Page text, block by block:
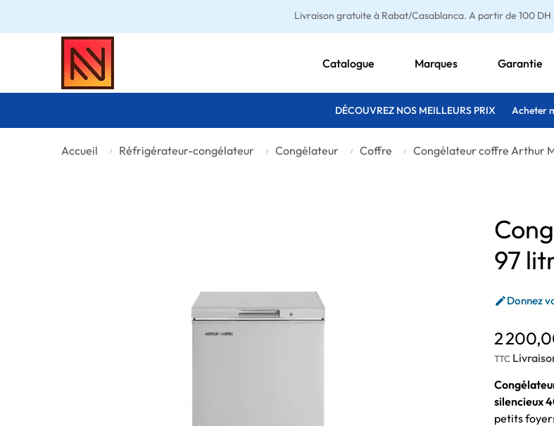
Livraison gratuite à Rabat/Casablanca. A partir de 100 DH
Catalogue Marques Garantie
DÉCOUVREZ NOS MEILLEURS PRIX Acheter
Accueil Réfrigérateur-congélateur Congélateur Coffre Congélateur coffre Arthur
97
Donnez
2
TTC
silencieux
petits